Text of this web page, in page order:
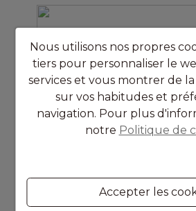
Benissa MAISON DE
3 Chambres
Nous utilisons nos propres
tiers pour personnaliser le
services et vous montrer de
sur vos habitudes et
navigation. Pour plus
notre Politique de
Accepter les